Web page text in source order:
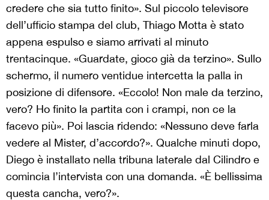
credere che sia tutto finito». Sul piccolo televisore
dell’ufficio stampa del club, Thiago Motta è stato
appena espulso e siamo arrivati al minuto
trentacinque. «Guardate, gioco già da terzino». Sullo
schermo, il numero ventidue intercetta la palla in
posizione di difensore. «Eccolo! Non male da terzino,
vero? Ho finito la partita con i crampi, non ce la
facevo più». Poi lascia ridendo: «Nessuno deve farla
vedere al Mister, d’accordo?». Qualche minuti dopo,
Diego è installato nella tribuna laterale dal Cilindro e
comincia l’intervista con una domanda. «È bellissima
questa cancha, vero?».